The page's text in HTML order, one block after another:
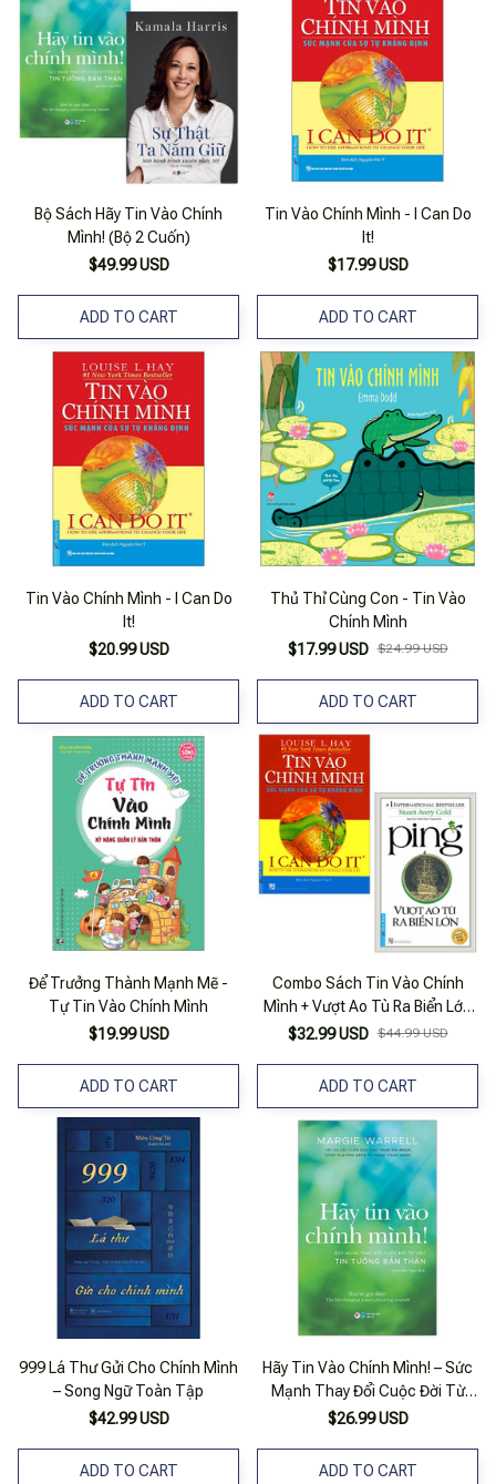
Bộ Sách Hãy Tin Vào Chính
Mình! (Bộ 2 Cuốn)
$49.99 USD
ADD TO CART
Tin Vào Chính Mình - I Can Do
It!
$17.99 USD
ADD TO CART
Tin Vào Chính Mình - I Can Do
It!
$20.99 USD
ADD TO CART
Thủ Thỉ Cùng Con - Tin Vào
Chính Mình
$17.99 USD $24.99 USD
ADD TO CART
Để Trưởng Thành Mạnh Mẽ -
Tự Tin Vào Chính Mình
$19.99 USD
ADD TO CART
Combo Sách Tin Vào Chính
Mình + Vượt Ao Tù Ra Biển Lớn
(Bộ 2 Cuốn)
$32.99 USD $44.99 USD
ADD TO CART
999 Lá Thư Gửi Cho Chính Mình
– Song Ngữ Toàn Tập
$42.99 USD
ADD TO CART
Hãy Tin Vào Chính Mình! – Sức
Mạnh Thay Đổi Cuộc Đời Từ
Việc Tin Tưởng Bản Thân
$26.99 USD
ADD TO CART